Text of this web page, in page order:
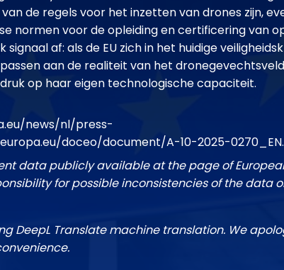
de regels voor het inzetten van drones zijn,
normen voor de opleiding en certificering van
signaal af: als de EU zich in het huidige
aan de realiteit van het
op haar eigen technologische capaciteit.
news/nl/press-
doceo/document/A-10-2025-
data publicly available at the page of
for possible inconsistencies of the data
DeepL Translate machine translation. We